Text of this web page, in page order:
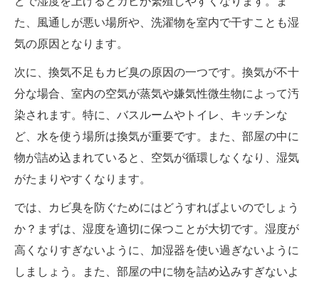
た、風通しが悪い場所や、洗濯物を室内で干すことも湿
気の原因となります。
次に、換気不足もカビ臭の原因の一つです。換気が不十
分な場合、室内の空気が蒸気や嫌気性微生物によって汚
染されます。特に、バスルームやトイレ、キッチンな
ど、水を使う場所は換気が重要です。また、部屋の中に
物が詰め込まれていると、空気が循環しなくなり、湿気
がたまりやすくなります。
では、カビ臭を防ぐためにはどうすればよいのでしょう
か？まずは、湿度を適切に保つことが大切です。湿度が
高くなりすぎないように、加湿器を使い過ぎないように
しましょう。また、部屋の中に物を詰め込みすぎないよ